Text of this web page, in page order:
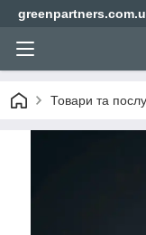
Товари та